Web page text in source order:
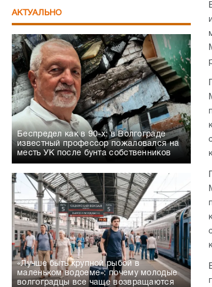
АКТУАЛЬНО
Беспредел как в 90-х: в Волгограде
известный профессор пожаловался на
месть УК после бунта собственников
«Лучше быть крупной рыбой в
маленьком водоеме»: почему молодые
волгоградцы все чаще возвращаются